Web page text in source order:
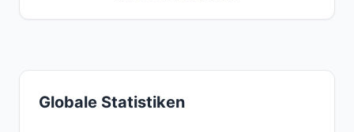
Globale Statistiken